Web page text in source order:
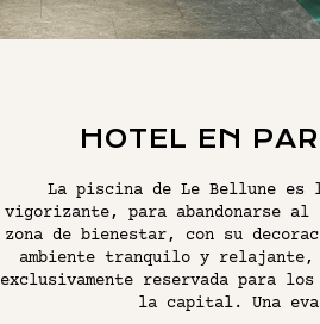
HOTEL EN
La piscina de Le Bellune
vigorizante, para abandonarse
zona de bienestar, con su
ambiente tranquilo y
exclusivamente reservada para
la capital. Una